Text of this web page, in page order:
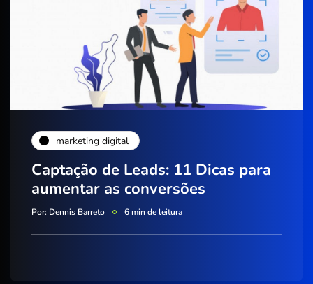
marketing digital
Captação de Leads: 11 Dicas para
aumentar as conversões
Por: Dennis Barreto 6 min de leitura